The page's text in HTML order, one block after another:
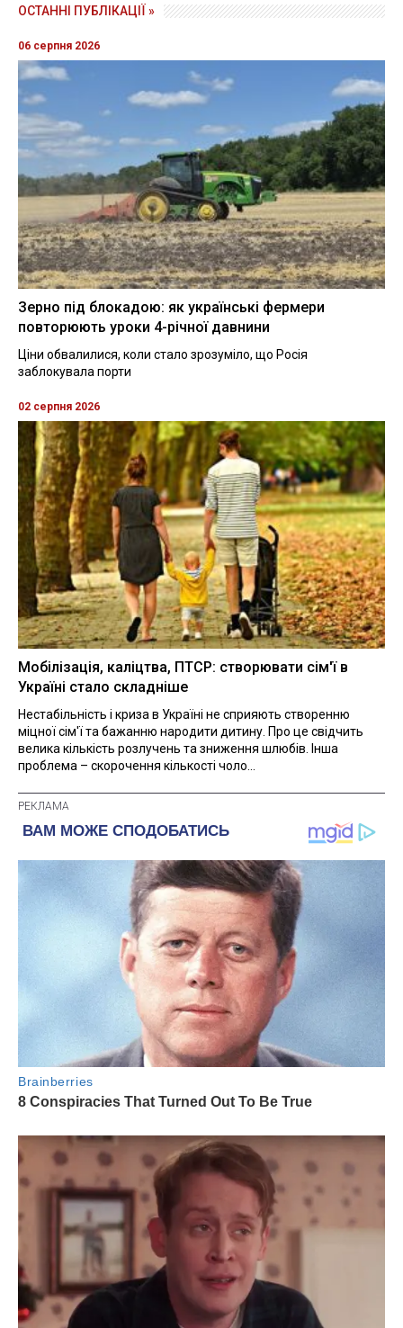
ОСТАННІ ПУБЛІКАЦІЇ »
06 серпня 2026
Зерно під блокадою: як українські фермери
повторюють уроки 4-річної давнини
Ціни обвалилися, коли стало зрозуміло, що Росія
заблокувала порти
02 серпня 2026
Мобілізація, каліцтва, ПТСР: створювати сім'ї в
Україні стало складніше
Нестабільність і криза в Україні не сприяють створенню
міцної сім'ї та бажанню народити дитину. Про це свідчить
велика кількість розлучень та зниження шлюбів. Інша
проблема – скорочення кількості чоло...